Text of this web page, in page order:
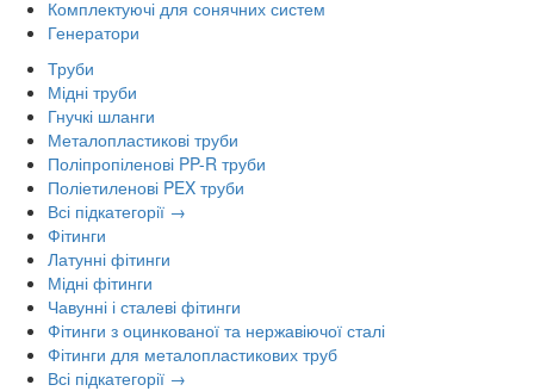
Комплектуючі для сонячних систем
Генератори
Труби
Мідні труби
Гнучкі шланги
Металопластикові труби
Поліпропіленові PP-R труби
Поліетиленові PEX труби
Всі підкатегорії →
Фітинги
Латунні фітинги
Мідні фітинги
Чавунні і сталеві фітинги
Фітинги з оцинкованої та нержавіючої сталі
Фітинги для металопластикових труб
Всі підкатегорії →